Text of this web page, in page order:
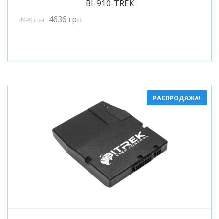
BI-910-TREK
4999грн 4636 грн
РАСПРОДАЖА!